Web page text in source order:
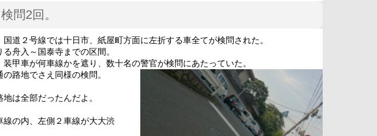
ー
は
検問2回。
国道２号線では十日市、紙屋町方面に左折する車全てが検問された。
舟入～国泰寺までの区間。
装甲車が何車線かを遮り、数十名の警官が検問にあたっていた。
の路地でさえ同様の検問。
は全部だったんだよ。
線の内、左側２車線が大大渋